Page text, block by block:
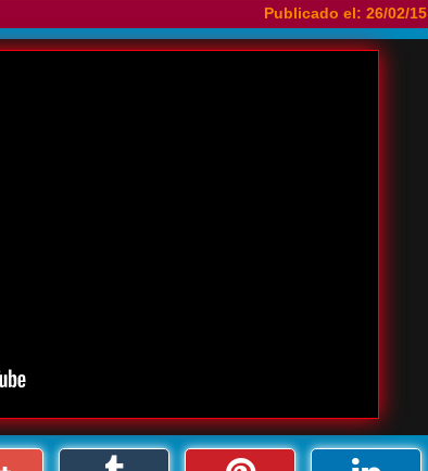
Publicado el: 26/02/15